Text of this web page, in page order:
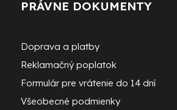
PRÁVNE DOKUMENTY
Doprava a platby
Reklamačný poplatok
Formulár pre vrátenie do 14 dní
Všeobecné podmienky